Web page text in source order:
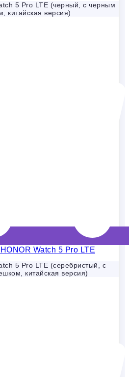
5 Pro LTE (черный, с черным
китайская версия)
5 Pro LTE (серебристый, с
китайская версия)